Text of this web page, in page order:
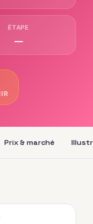
ÉTAPE
—
Prix & marché